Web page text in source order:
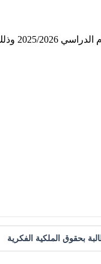
- مادة أحياء.
بحقوق الملكية الفكرية